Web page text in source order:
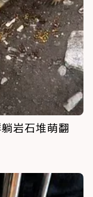
岩石堆萌翻